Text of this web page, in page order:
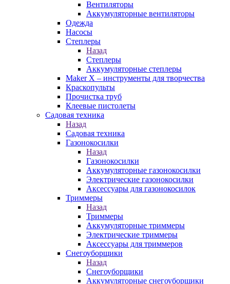
Вентиляторы
Аккумуляторные вентиляторы
Одежда
Насосы
Степлеры
Назад
Степлеры
Аккумуляторные степлеры
Maker X – инструменты для творчества
Краскопульты
Прочистка труб
Клеевые пистолеты
Садовая техника
Назад
Садовая техника
Газонокосилки
Назад
Газонокосилки
Аккумуляторные газонокосилки
Электрические газонокосилки
Аксессуары для газонокосилок
Триммеры
Назад
Триммеры
Аккумуляторные триммеры
Электрические триммеры
Аксессуары для триммеров
Снегоуборщики
Назад
Снегоуборщики
Аккумуляторные снегоуборщики